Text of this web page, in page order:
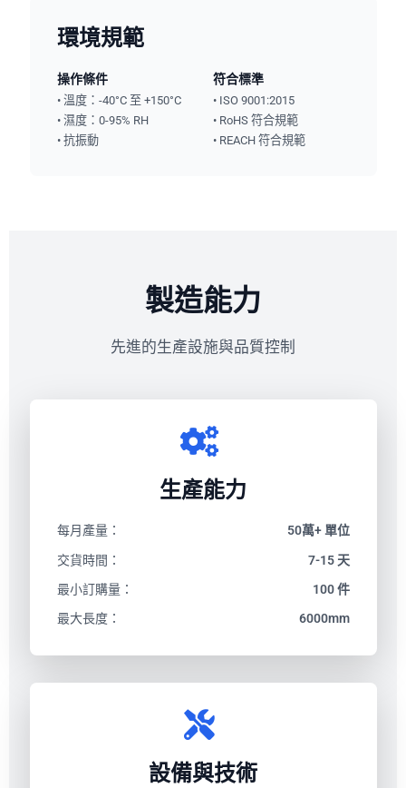
環境規範
操作條件
• 溫度：-40°C 至 +150°C
• 濕度：0-95% RH
• 抗振動
符合標準
• ISO 9001:2015
• RoHS 符合規範
• REACH 符合規範
製造能力
先進的生產設施與品質控制
生產能力
每月產量： 50萬+ 單位
交貨時間： 7-15 天
最小訂購量： 100 件
最大長度： 6000mm
設備與技術